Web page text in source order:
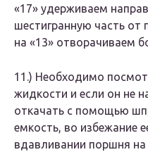
«17» удерживаем
шестигранную часть
на «13» отворачиваем
11.​) Необходимо
жидкости и если он не
откачать с помощью
емкость, во избежание
вдавливании поршня на